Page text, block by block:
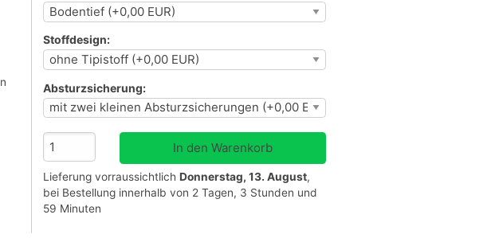
Stoffdesign:
Absturzsicherung:
Lieferung vorraussichtlich Donnerstag, 13. August,
bei Bestellung innerhalb von 2 Tagen, 3 Stunden und
59 Minuten